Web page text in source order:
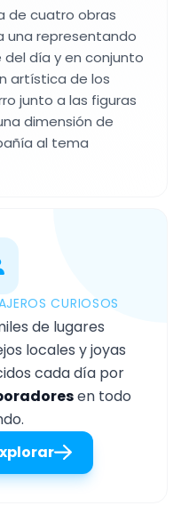
de cuatro obras
una representando
día y en conjunto
artística de los
junto a las figuras
dimensión de
al tema
CURIOSOS
de lugares
locales y joyas
cada día por
en todo